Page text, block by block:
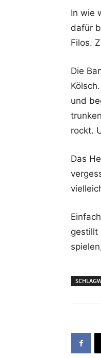
In wie
dafür
Filos.
Die
und
rockt.
Das
gestillt